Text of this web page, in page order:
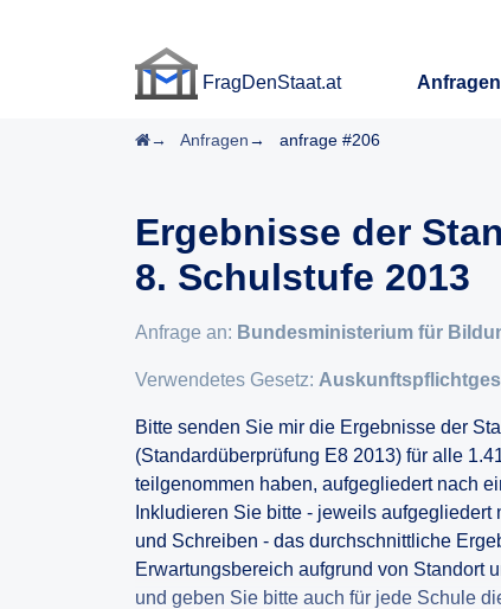
FragDenStaat.at
Anfragen
Startseite
Anfragen anfrage #206
Ergebnisse der
8. Schulstufe 2013
Anfrage an: Bundesministerium für
Verwendetes Gesetz:
Bitte senden Sie mir die Ergebnisse der
(Standardüberprüfung E8 2013) für alle
teilgenommen haben, aufgegliedert nach
Inkludieren Sie bitte - jeweils
und Schreiben - das durchschnittliche
Erwartungsbereich aufgrund von Standort
und geben Sie bitte auch für jede Schule